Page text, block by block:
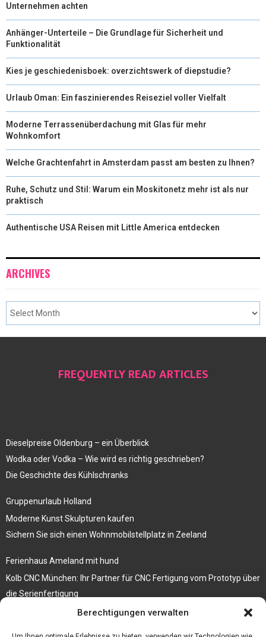
Berechtigungen verwalten
Unternehmen achten
Anhänger-Unterteile – Die Grundlage für Sicherheit und
Funktionalität
Kies je geschiedenisboek: overzichtswerk of diepstudie?
Urlaub Oman: Ein faszinierendes Reiseziel voller Vielfalt
Moderne Terrassenüberdachung mit Glas für mehr
Wohnkomfort
Welche Grachtenfahrt in Amsterdam passt am besten zu Ihnen?
Ruhe, Schutz und Stil: Warum ein Moskitonetz mehr ist als nur
praktisch
Authentische USA Reisen mit Little America entdecken
ARCHIVES
FREQUENTLY READ ARTICLES
Dieselpreise Oldenburg – ein Überblick
Wodka oder Vodka – Wie wird es richtig geschrieben?
Die Geschichte des Kühlschranks
Gruppenurlaub Holland
Moderne Kunst Skulpturen kaufen
Sichern Sie sich einen Wohnmobilstellplatz in Zeeland
Ferienhaus Ameland mit hund
Kolb CNC München: Ihr Partner für CNC Fertigung vom Prototyp über
die Serienfertigung
Der beste höhenverstellbare Schreibtisch